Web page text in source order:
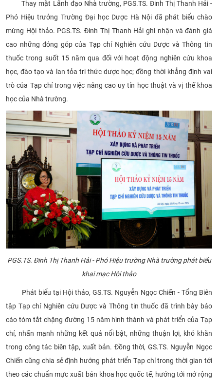
Thay mặt Lãnh đạo Nhà trường, PGS.TS. Đinh Thị Thanh Hải -
Phó Hiệu trưởng Trường Đại học Dược Hà Nội đã phát biểu chào
mừng Hội thảo. PGS.TS. Đinh Thị Thanh Hải ghi nhận và đánh giá
cao những đóng góp của Tạp chí Nghiên cứu Dược và Thông tin
thuốc trong suốt 15 năm qua đối với hoạt động nghiên cứu khoa
học, đào tạo và lan tỏa tri thức dược học; đồng thời khẳng định vai
trò của Tạp chí trong việc nâng cao uy tín học thuật và vị thế khoa
học của Nhà trường.
PGS.TS. Đinh Thị Thanh Hải - Phó Hiệu trường Nhà trườngphát biểu
khai mạc Hội thảo
Phát biểu tại Hội thảo, GS.TS. Nguyễn Ngọc Chiến - Tổng Biên
tập Tạp chí Nghiên cứu Dược và Thông tin thuốc đã trình bày báo
cáo tóm tắt chặng đường 15 năm hình thành và phát triển của Tạp
chí, nhấn mạnh những kết quả nổi bật, những thuận lợi, khó khăn
trong công tác biên tập, xuất bản. Đồng thời, GS.TS. Nguyễn Ngọc
Chiến cũng chia sẻ định hướng phát triển Tạp chí trong thời gian tới
theo các chuẩn mực xuất bản khoa học quốc tế, hướng tới mở rộng